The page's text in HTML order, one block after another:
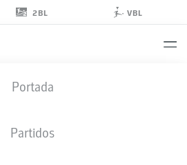
2BL VBL
Portada
Partidos